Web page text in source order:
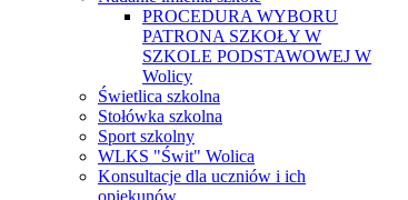
PROCEDURA WYBORU
PATRONA SZKOŁY W
SZKOLE PODSTAWOWEJ W
Wolicy
Świetlica szkolna
Stołówka szkolna
Sport szkolny
WLKS "Świt" Wolica
Konsultacje dla uczniów i ich
opiekunów.